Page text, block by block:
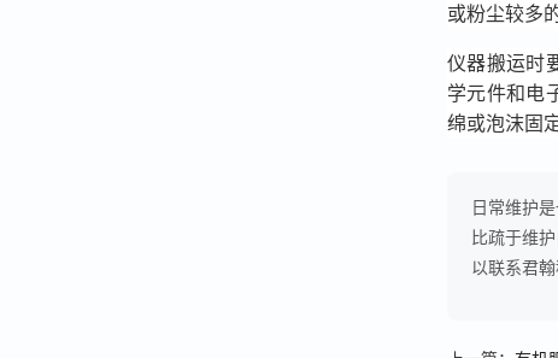
或粉尘较多
仪器搬运时
学元件和电
绵或泡沫固
日常维护
比疏于维
以联系君